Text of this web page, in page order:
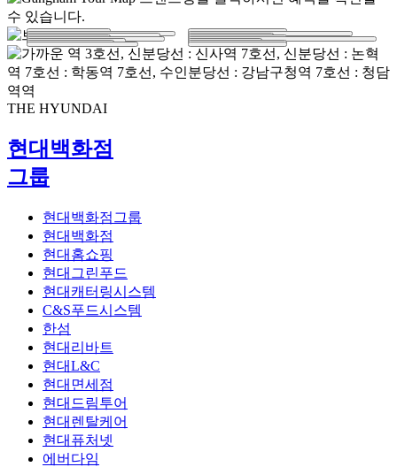
THE HYUNDAI
현대백화점
그룹
현대백화점그룹
현대백화점
현대홈쇼핑
현대그린푸드
현대캐터링시스템
C&S푸드시스템
한섬
현대리바트
현대L&C
현대면세점
현대드림투어
현대렌탈케어
현대퓨처넷
에버다임